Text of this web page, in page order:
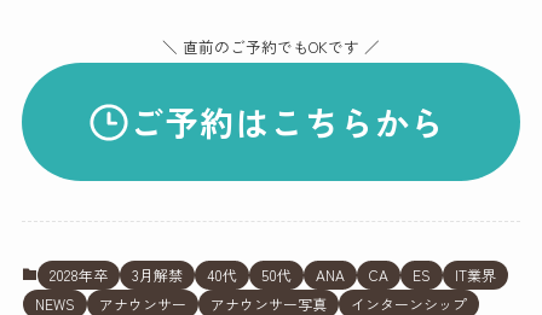
＼ 直前のご予約でもOKです ／
ご予約はこちらから
2028年卒 3月解禁 40代 50代 ANA CA ES
IT業界
NEWS
アナウンサー アナウンサー写真
インターンシップ